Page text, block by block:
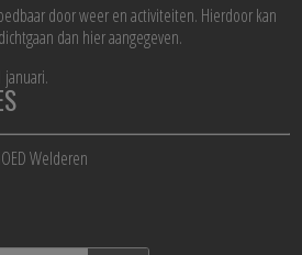
door weer en activiteiten. Hierdoor kan
dan hier aangegeven.
Welderen